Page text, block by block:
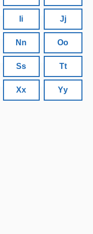
Ii Jj
Nn Oo
Ss Tt
Xx Yy